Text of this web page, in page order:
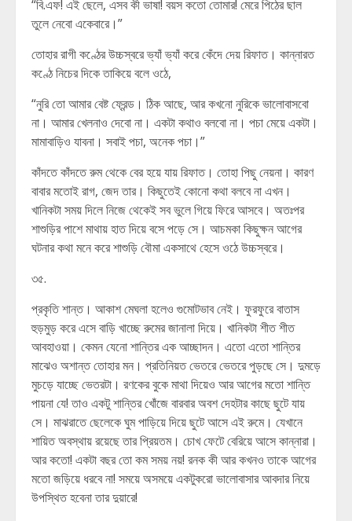
“বি.এফ! এই ছেলে, এসব কী ভাষা! বয়স কতো তোমার! মেরে পিঠের ছাল
তুলে নেবো একেবারে।”
তোহার রাগী কণ্ঠের উচ্চস্বরে ভ্যাঁ ভ্যাঁ করে কেঁদে দেয় রিফাত। কান্নারত
কণ্ঠে নিচের দিকে তাকিয়ে বলে ওঠে,
“নুরি তো আমার বেষ্ট ফ্রেন্ড। ঠিক আছে, আর কখনো নুরিকে ভালোবাসবো
না। আমার খেলনাও দেবো না। একটা কথাও বলবো না। পচা মেয়ে একটা।
মামাবাড়িও যাবনা। সবাই পচা, অনেক পচা।”
কাঁদতে কাঁদতে রুম থেকে বের হয়ে যায় রিফাত। তোহা পিছু নেয়না। কারণ
বাবার মতোই রাগ, জেদ তার। কিছুতেই কোনো কথা বলবে না এখন।
খানিকটা সময় দিলে নিজে থেকেই সব ভুলে গিয়ে ফিরে আসবে। অতঃপর
শাশুড়ির পাশে মাথায় হাত দিয়ে বসে পড়ে সে। আচমকা কিছুক্ষন আগের
ঘটনার কথা মনে করে শাশুড়ি বৌমা একসাথে হেসে ওঠে উচ্চস্বরে।
৩৫.
প্রকৃতি শান্ত। আকাশ মেঘলা হলেও গুমোটভাব নেই। ফুরফুরে বাতাস
হুড়মুড় করে এসে বাড়ি খাচ্ছে রুমের জানালা দিয়ে। খানিকটা শীত শীত
আবহাওয়া। কেমন যেনো শান্তির এক আচ্ছাদন। এতো এতো শান্তির
মাঝেও অশান্ত তোহার মন। প্রতিনিয়ত ভেতরে ভেতরে পুড়ছে সে। দুমড়ে
মুচড়ে যাচ্ছে ভেতরটা। রণকের বুকে মাথা দিয়েও আর আগের মতো শান্তি
পায়না যে! তাও একটু শান্তির খোঁজে বারবার অবশ দেহটার কাছে ছুটে যায়
সে। মাঝরাতে ছেলেকে ঘুম পাড়িয়ে দিয়ে ছুটে আসে এই রুমে। যেখানে
শায়িত অবস্থায় রয়েছে তার প্রিয়তম। চোখ ফেটে বেরিয়ে আসে কান্নারা।
আর কতো! একটা বছর তো কম সময় নয়! রনক কী আর কখনও তাকে আগের
মতো জড়িয়ে ধরবে না! সময়ে অসময়ে একটুকরো ভালোবাসার আবদার নিয়ে
উপস্থিত হবেনা তার দুয়ারে!